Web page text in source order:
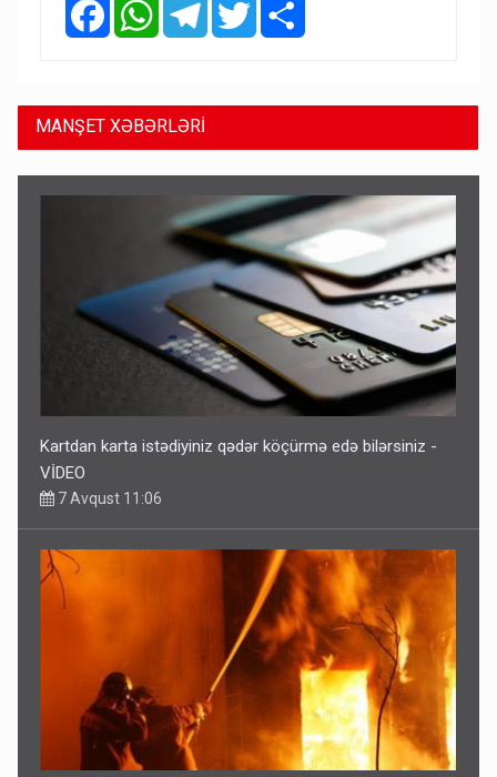
MANŞET XƏBƏRLƏRİ
Kartdan karta istədiyiniz qədər köçürmə edə bilərsiniz -
VİDEO
7 Avqust 11:06